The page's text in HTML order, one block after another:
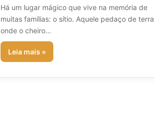
Há um lugar mágico que vive na memória de
muitas famílias: o sítio. Aquele pedaço de terra
onde o cheiro…
Leia mais »